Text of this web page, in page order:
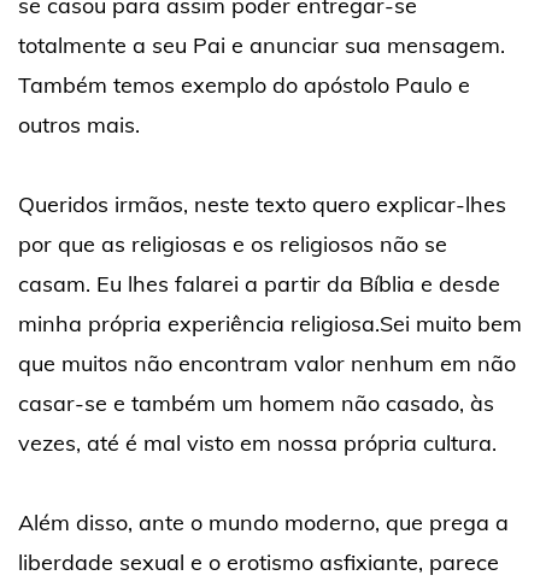
totalmente a seu Pai e anunciar sua mensagem.
Também temos exemplo do apóstolo Paulo e
outros mais.
Queridos irmãos, neste texto quero explicar-lhes
por que as religiosas e os religiosos não se
casam. Eu lhes falarei a partir da Bíblia e desde
minha própria experiência religiosa.Sei muito bem
que muitos não encontram valor nenhum em não
casar-se e também um homem não casado, às
vezes, até é mal visto em nossa própria cultura.
Além disso, ante o mundo moderno, que prega a
liberdade sexual e o erotismo asfixiante, parece